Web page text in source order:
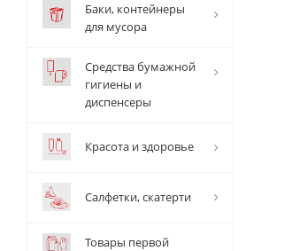
Баки, контейнеры
для мусора
Средства бумажной
гигиены и
диспенсеры
Красота и здоровье
Салфетки, скатерти
Товары первой